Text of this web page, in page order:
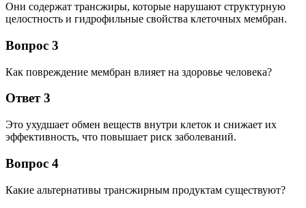
Они содержат трансжиры, которые нарушают структурную
целостность и гидрофильные свойства клеточных мембран.
Вопрос 3
Как повреждение мембран влияет на здоровье человека?
Ответ 3
Это ухудшает обмен веществ внутри клеток и снижает их
эффективность, что повышает риск заболеваний.
Вопрос 4
Какие альтернативы трансжирным продуктам существуют?